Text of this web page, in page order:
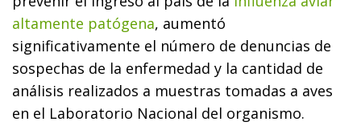
altamente patógena, aumentó
significativamente el número de denuncias de
sospechas de la enfermedad y la cantidad de
análisis realizados a muestras tomadas a aves
en el Laboratorio Nacional del organismo.